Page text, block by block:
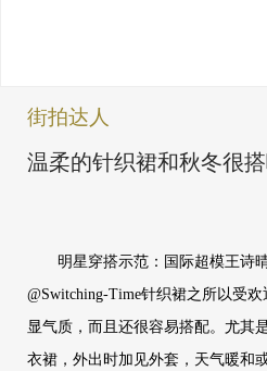
街拍达人
温柔的针织裙和秋冬很搭
明星穿搭示范：国际超模王诗
@Switching-Time针织裙之所以受
显气质，而且还很容易搭配。尤其
衣裙，外出时加见外套，天气暖和